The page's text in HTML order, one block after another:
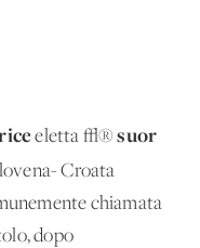
eletta √®suor
Croata
chiamata
dopo